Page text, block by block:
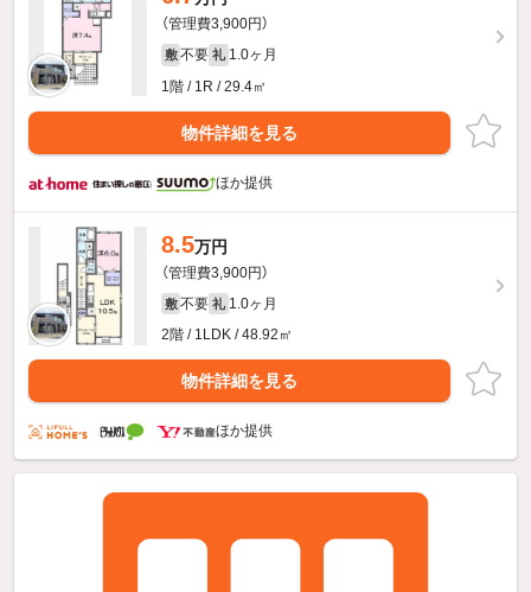
（管理費3,900円）
敷 不要 礼 1.0ヶ月
1階 / 1R / 29.4㎡
物件詳細を見る
ほか提供
8.5万円
（管理費3,900円）
敷 不要 礼 1.0ヶ月
2階 / 1LDK / 48.92㎡
物件詳細を見る
ほか提供